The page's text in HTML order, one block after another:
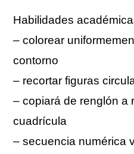
Habilidades
– colorear
contorno
– recortar figuras
– copiará de renglón a
cuadrícula
– secuencia numérica